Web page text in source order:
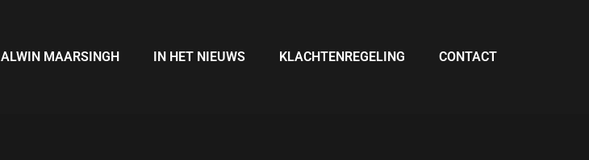
ALWIN MAARSINGH IN HET NIEUWS KLACHTENREGELING CONTACT